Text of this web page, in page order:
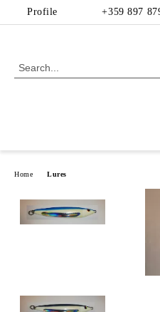
Profile +359 897
Home Lures